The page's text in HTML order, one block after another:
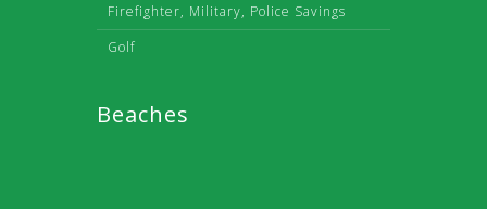
Firefighter, Military, Police Savings
Golf
Beaches